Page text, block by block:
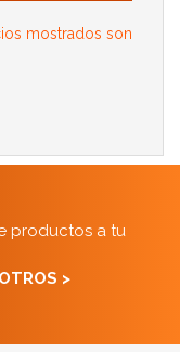
mostrados son
productos a tu
>